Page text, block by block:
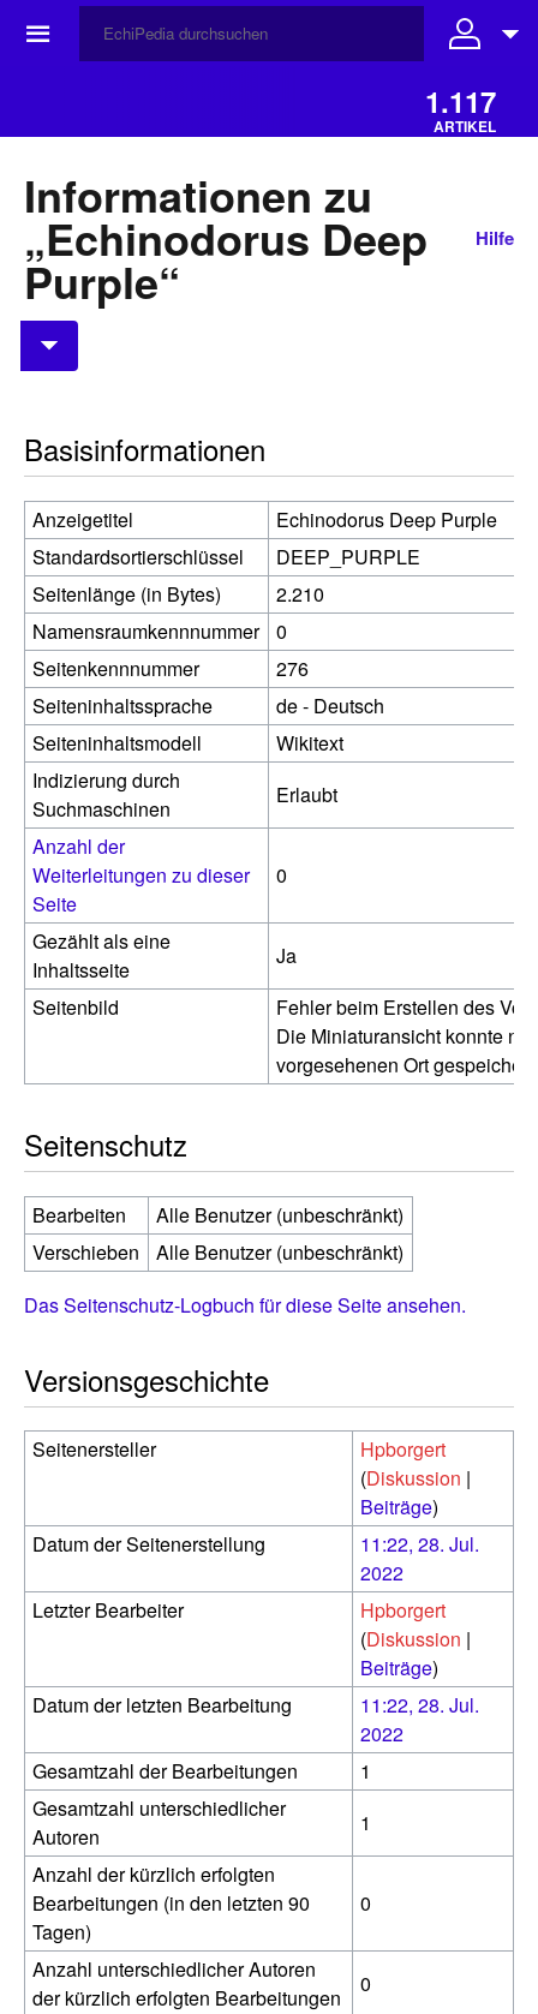
☰
1.117
ARTIKEL
Informationen zu
„Echinodorus Deep
Purple“
Hilfe
Basisinformationen
Anzeigetitel
Echinodorus Deep Purple
Standardsortierschlüssel
DEEP_PURPLE
Seitenlänge (in Bytes)
2.210
Namensraumkennnummer
0
Seitenkennnummer
276
Seiteninhaltssprache
de - Deutsch
Seiteninhaltsmodell
Wikitext
Indizierung durch
Suchmaschinen
Erlaubt
Anzahl der
Weiterleitungen zu dieser
Seite
0
Gezählt als eine
Inhaltsseite
Ja
Seitenbild
Fehler beim Erstellen des
Die Miniaturansicht konnte
vorgesehenen Ort
Seitenschutz
Bearbeiten
Alle Benutzer (unbeschränkt)
Verschieben
Alle Benutzer (unbeschränkt)
Das Seitenschutz-Logbuch für diese Seite ansehen.
Versionsgeschichte
Seitenersteller
Hpborgert
(Diskussion |
Beiträge)
Datum der Seitenerstellung
11:22, 28. Jul.
2022
Letzter Bearbeiter
Hpborgert
(Diskussion |
Beiträge)
Datum der letzten Bearbeitung
11:22, 28. Jul.
2022
Gesamtzahl der Bearbeitungen
1
Gesamtzahl unterschiedlicher
Autoren
1
Anzahl der kürzlich erfolgten
Bearbeitungen (in den letzten 90
Tagen)
0
Anzahl unterschiedlicher Autoren
der kürzlich erfolgten Bearbeitungen
0